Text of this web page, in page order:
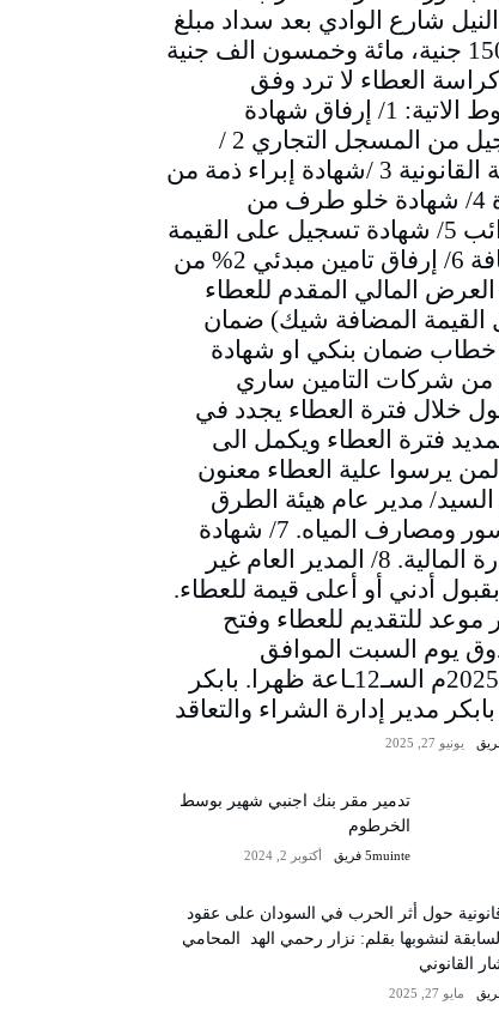
شارع الوادي بعد سداد مبلغ
150.000 جنية، مائة وخمسون الف جنية
العطاء لا ترد وفق
الشروط الاتية: 1/ إرفاق شهادة
التسجيل من المسجل التجاري 2 /
الدمغة القانونية 3 /شهادة إبراء ذمة من
الزكاة 4/ شهادة خلو طرف من
الضرائب 5/ شهادة تسجيل على القيمة
المضافة 6/ إرفاق تامين مبدئي 2% من
المالي المقدم للعطاء
القيمة المضافة شيك) ضمان
خطاب ضمان بنكي او شهادة
من شركات التامين ساري
خلال فترة العطاء يجدد في
فترة العطاء ويكمل الى
لمن يرسوا علية العطاء معنون
مدير عام هيئة الطرق
والجسور ومصارف المياه. 7/ شهادة
المقدرة المالية. 8/ المدير العام غير
أدني أو أعلى قيمة للعطاء.
موعد للتقديم للعطاء وفتح
يوم السبت الموافق
2025/7/12م السـ12ـاعة ظهرا. بابكر
مدير إدارة الشراء والتعاقد
يونيو 27, 2025
تدمير مقر بنك اجنبي شهير بوسط
الخرطوم
5muinte فريق أكتوبر 2, 2024
حول أثر الحرب في السودان على عقود
السابقة لنشوبها بقلم: نزار رحمي الهد المحامي
القانوني
مايو 27, 2025